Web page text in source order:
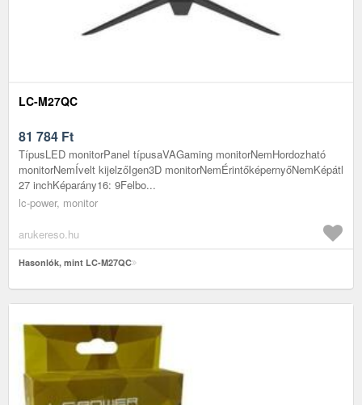
LC-M27QC
81 784 Ft
TípusLED monitorPanel típusaVAGaming monitorNemHordozható
monitorNemÍvelt kijelzőIgen3D monitorNemÉrintőképernyőNemKépátl
27 inchKéparány16: 9Felbo...
lc-power, monitor
arukereso.hu
Hasonlók, mint LC-M27QC